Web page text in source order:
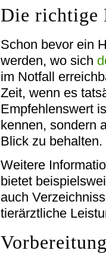
Die richtige
Schon bevor ein
werden, wo sich
im Notfall
Zeit, wenn es
Empfehlenswert
kennen, sondern
Blick zu behalten.
Weitere
bietet
auch
tierärztliche